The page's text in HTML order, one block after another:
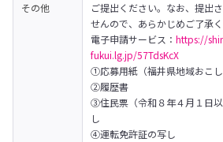
その他
ご提出ください。なお、提出
せんので、あらかじめご了承く
電子申請サービス： https://
fukui.lg.jp/57TdsKcX
①応募用紙（福井県地域おこし
②履歴書
③住民票（令和８年４月１日
し
④運転免許証の写し